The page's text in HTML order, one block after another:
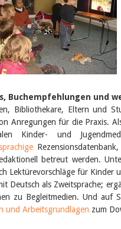
Buchempfehlungen und
Bibliothekare, Eltern und
Anregungen für die Praxis.
Kinder- und
betreut werden.
Lektürevorschläge für Kinder
Deutsch als Zweit­sprache;
zu Begleitmedien. Und auf
und Arbeitsgrundlagen zum